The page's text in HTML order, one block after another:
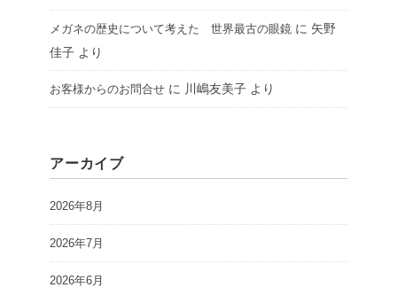
メガネの歴史について考えた 世界最古の眼鏡 に 矢野
佳子 より
お客様からのお問合せ に 川嶋友美子 より
アーカイブ
2026年8月
2026年7月
2026年6月